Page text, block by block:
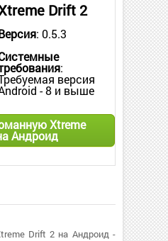
Drift 2
: 0.5.3
:
версия
- 8 и выше
Xtreme
Андроид
Drift 2 на Андроид -